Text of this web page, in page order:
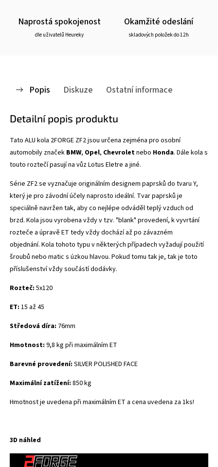
Naprostá spokojenost
dle uživatelů Heureky
Okamžité odeslání
skladových položek do 12h
Popis Diskuze Ostatní informace
Detailní popis produktu
Tato ALU kola 2FORGE ZF2jsou určena zejména pro osobní
automobily značek BMW, Opel, Chevroletnebo Honda. Dále kola s
touto roztečí pasují na vůz Lotus Eletre a jiné.
Série ZF2 se vyznačuje originálním designem paprsků do tvaru Y,
který je pro závodní účely naprosto ideální. Tvar paprsků je
speciálně navržen tak, aby co nejlépe odváděl teplý vzduch od
brzd. Kola jsou vyrobena vždy v tzv. "blank" provedení, k vyvrtání
rozteče a úpravě ET tedy vždy dochází až po závazném
objednání. Kola tohoto typu v některých případech vyžadují použití
šroubů nebo matic s úzkou hlavou. Pokud tomu tak je, tak je toto
příslušenství vždy součástí dodávky.
Rozteč: 5x120
ET: 15 až 45
Středová díra: 76mm
Hmotnost: 9,8 kg při maximálním ET
Barevné provedení: SILVER POLISHED FACE
Maximální zatížení: 850 kg
Hmotnost je uvedena při maximálním ET a cena uvedena za 1ks!
3D náhled